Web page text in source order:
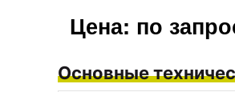
Цена: по
Основные